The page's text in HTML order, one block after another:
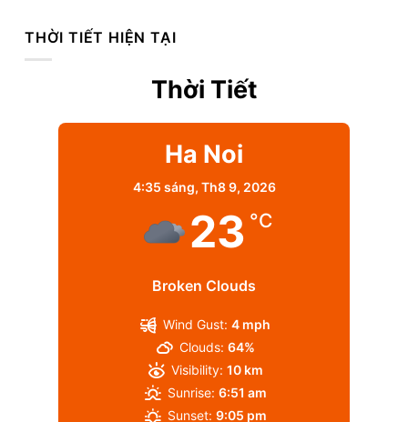
THỜI TIẾT HIỆN TẠI
Thời Tiết
Ha Noi
4:35 sáng, Th8 9, 2026
23 °C
Broken Clouds
Wind Gust: 4 mph
Clouds: 64%
Visibility: 10 km
Sunrise: 6:51 am
Sunset: 9:05 pm